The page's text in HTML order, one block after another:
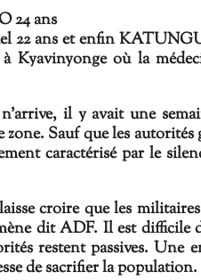
24 ans
ans et enfin
Kyavinyonge où la
il y avait une
Sauf que les
caractérisé par le
croire que les
dit ADF. Il est
restent passives.
de sacrifier la population.